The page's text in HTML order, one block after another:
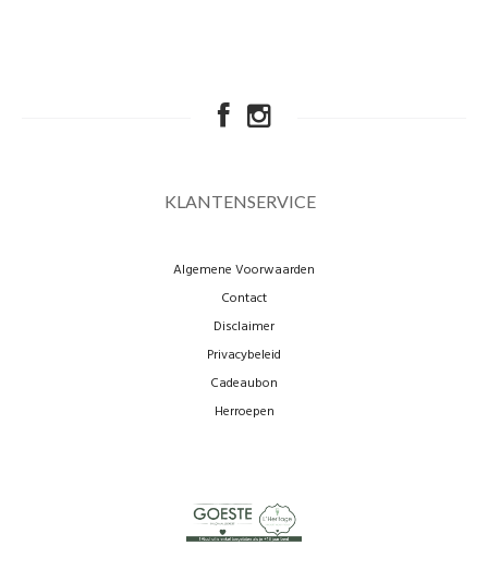
KLANTENSERVICE
Algemene Voorwaarden
Contact
Disclaimer
Privacybeleid
Cadeaubon
Herroepen